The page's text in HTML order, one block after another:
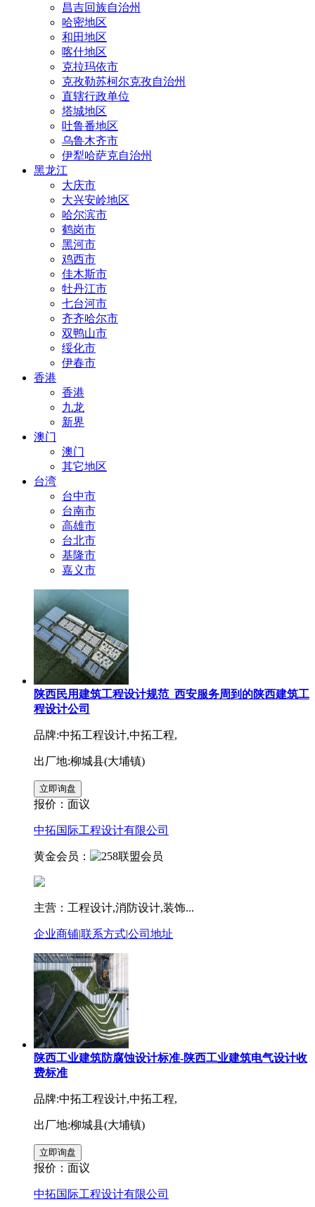
昌吉回族自治州
哈密地区
和田地区
喀什地区
克拉玛依市
克孜勒苏柯尔克孜自治州
直辖行政单位
塔城地区
吐鲁番地区
乌鲁木齐市
伊犁哈萨克自治州
黑龙江
大庆市
大兴安岭地区
哈尔滨市
鹤岗市
黑河市
鸡西市
佳木斯市
牡丹江市
七台河市
齐齐哈尔市
双鸭山市
绥化市
伊春市
香港
香港
九龙
新界
澳门
澳门
其它地区
台湾
台中市
台南市
高雄市
台北市
基隆市
嘉义市
陕西民用建筑工程设计规范_西安服务周到的陕西建筑工
程设计公司
品牌:中拓工程设计,中拓工程,
出厂地:柳城县(大埔镇)
报价： 面议
中拓国际工程设计有限公司
黄金会员：
主营：工程设计,消防设计,装饰...
企业商铺|联系方式|公司地址
陕西工业建筑防腐蚀设计标准-陕西工业建筑电气设计收
费标准
品牌:中拓工程设计,中拓工程,
出厂地:柳城县(大埔镇)
报价： 面议
中拓国际工程设计有限公司